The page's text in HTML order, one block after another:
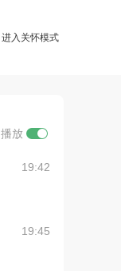
进入关怀模式
放
19:42
19:45